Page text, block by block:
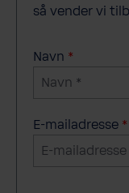
så vender vi
Navn *
E-mailadresse *